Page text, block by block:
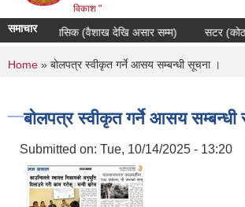
विकाश "
समाचार
चौथो त्रैमासिक (वैशाख देखि असार सम्म) सटर
You are here
Home » बोलपत्र स्वीकृत गर्ने आसय सम्बन्धी सूचना ।
बोलपत्र स्वीकृत गर्ने आसय सम्बन्धी
Submitted on: Tue, 10/14/2025 - 13:20